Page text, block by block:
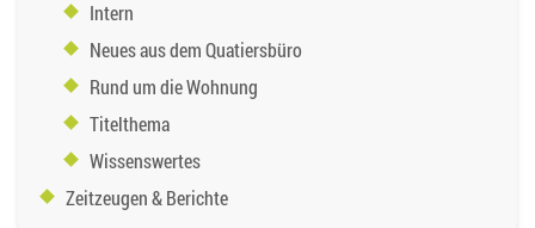
Intern
Neues aus dem Quatiersbüro
Rund um die Wohnung
Titelthema
Wissenswertes
Zeitzeugen & Berichte